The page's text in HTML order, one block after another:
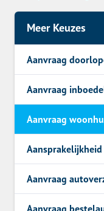
Meer Keuzes
Aanvraag
Aanvraag
Aanvraag
Aansprakelijkheid
Aanvraag
Aanvraag